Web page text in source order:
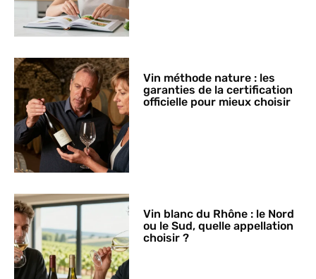
Vin méthode nature : les
garanties de la certification
officielle pour mieux choisir
Vin blanc du Rhône : le Nord
ou le Sud, quelle appellation
choisir ?